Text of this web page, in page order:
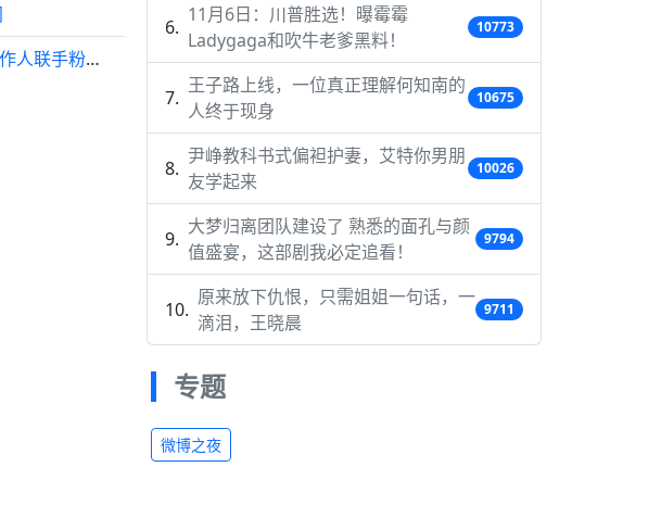
越剧女小生成“顶流” 福建音乐制作人联手粉丝创作热门国风歌曲推广越剧
11月6日：川普胜选！曝霉霉
Ladygaga和吹牛老爹黑料！
10773
王子路上线，一位真正理解何知南的
人终于现身
10675
尹峥教科书式偏袒护妻，艾特你男朋
友学起来
10026
大梦归离团队建设了 熟悉的面孔与颜
值盛宴，这部剧我必定追看！
9794
原来放下仇恨，只需姐姐一句话，一
滴泪，王晓晨
9711
专题
微博之夜